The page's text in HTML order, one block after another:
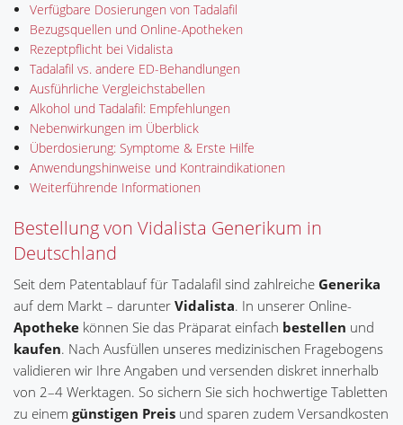
Verfügbare Dosierungen von Tadalafil
Bezugsquellen und Online-Apotheken
Rezeptpflicht bei Vidalista
Tadalafil vs. andere ED-Behandlungen
Ausführliche Vergleichstabellen
Alkohol und Tadalafil: Empfehlungen
Nebenwirkungen im Überblick
Überdosierung: Symptome & Erste Hilfe
Anwendungshinweise und Kontraindikationen
Weiterführende Informationen
Bestellung von Vidalista Generikum in
Deutschland
Seit dem Patentablauf für Tadalafil sind zahlreiche Generika
auf dem Markt – darunter Vidalista. In unserer Online-
Apotheke können Sie das Präparat einfach bestellen und
kaufen. Nach Ausfüllen unseres medizinischen Fragebogens
validieren wir Ihre Angaben und versenden diskret innerhalb
von 2–4 Werktagen. So sichern Sie sich hochwertige Tabletten
zu einem günstigen Preis und sparen zudem Versandkosten